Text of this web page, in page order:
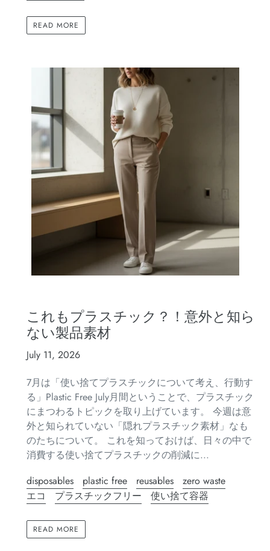
READ MORE
これもプラスチック？！意外と知ら
ない製品素材
July 11, 2026
7月は「使い捨てプラスチックについて考え、行動す
る」Plastic Free July月間ということで、プラスチック
にまつわるトピックを取り上げています。 今週は意
外と知られていない「隠れプラスチック素材」なも
のたちについて。 これを知っておけば、日々の中で
消費する使い捨てプラスチックの削減に...
disposables
plastic free reusables
zero waste
エコ
プラスチックフリー 使い捨て容器
READ MORE